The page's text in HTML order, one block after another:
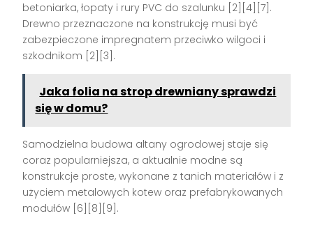
betoniarka, łopaty i rury PVC do szalunku [2][4][7] .
Drewno przeznaczone na konstrukcję musi być
zabezpieczone impregnatem przeciwko wilgoci i
szkodnikom [2][3] .
Jaka folia na strop drewniany sprawdzi
się w domu?
Samodzielna budowa altany ogrodowej staje się
coraz popularniejsza, a aktualnie modne są
konstrukcje proste, wykonane z tanich materiałów i z
użyciem metalowych kotew oraz prefabrykowanych
modułów [6][8][9] .